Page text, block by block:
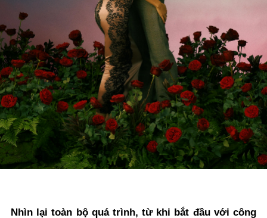
Nhìn lại toàn bộ quá trình, từ khi bắt đầu với công